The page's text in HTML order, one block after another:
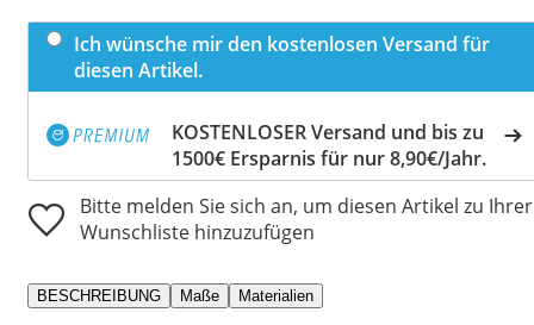
Ich wünsche mir den kostenlosen Versand für
diesen Artikel.
KOSTENLOSER Versand und bis zu
1500€ Ersparnis für nur 8,90€/Jahr.
Bitte melden Sie sich an, um diesen Artikel zu Ihrer
Wunschliste hinzuzufügen
BESCHREIBUNG Maße Materialien